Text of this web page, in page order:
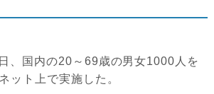
、国内の20～69歳の男女1000人を
ット上で実施した。